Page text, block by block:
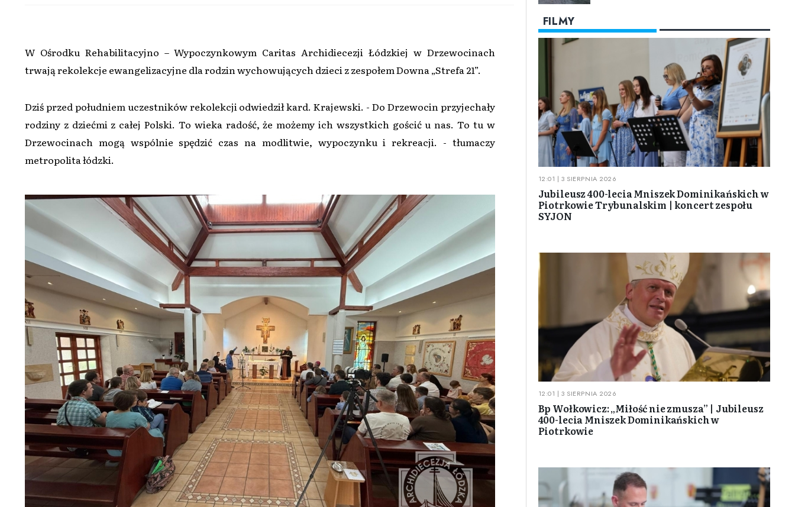
W Ośrodku Rehabilitacyjno – Wypoczynkowym Caritas Archidiecezji Łódzkiej w Drzewocinach
trwają rekolekcje ewangelizacyjne dla rodzin wychowujących dzieci z zespołem Downa „Strefa 21”.
Dziś przed południem uczestników rekolekcji odwiedził kard. Krajewski. - Do Drzewocin przyjechały
rodziny z dziećmi z całej Polski. To wieka radość, że możemy ich wszystkich gościć u nas. To tu w
Drzewocinach mogą wspólnie spędzić czas na modlitwie, wypoczynku i rekreacji. - tłumaczy
metropolita łódzki.
FILMY
12:01 | 3 SIERPNIA 2026
Jubileusz 400-lecia Mniszek Dominikańskich w
Piotrkowie Trybunalskim | koncert zespołu
SYJON
12:01 | 3 SIERPNIA 2026
Bp Wołkowicz: „Miłość nie zmusza” | Jubileusz
400-lecia Mniszek Dominikańskich w
Piotrkowie